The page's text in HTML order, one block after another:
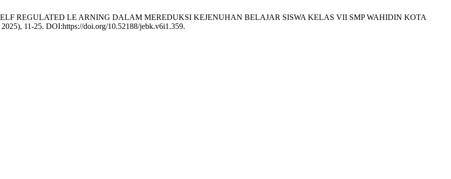
REGULATED LE ARNING DALAM MEREDUKSI KEJENUHAN BELAJAR SISWA KELAS VII SMP WAHIDIN KOTA
2025), 11-25. DOI:https://doi.org/10.52188/jebk.v6i1.359.